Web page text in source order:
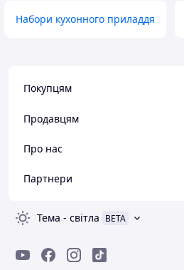
Набори кухонного приладдя
Покупцям
Продавцям
Про нас
Партнери
Тема - світла BETA